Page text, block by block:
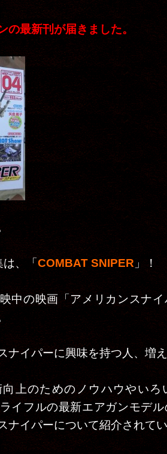
の最新刊が届きました。
、「 COMBAT SNIPER 」！
中の映画「アメリカンスナ
ナイパーに興味を持つ人、増
向上のためのノウハウやいろ
イフルの最新エアガンモデ
ナイパーについて紹介されて